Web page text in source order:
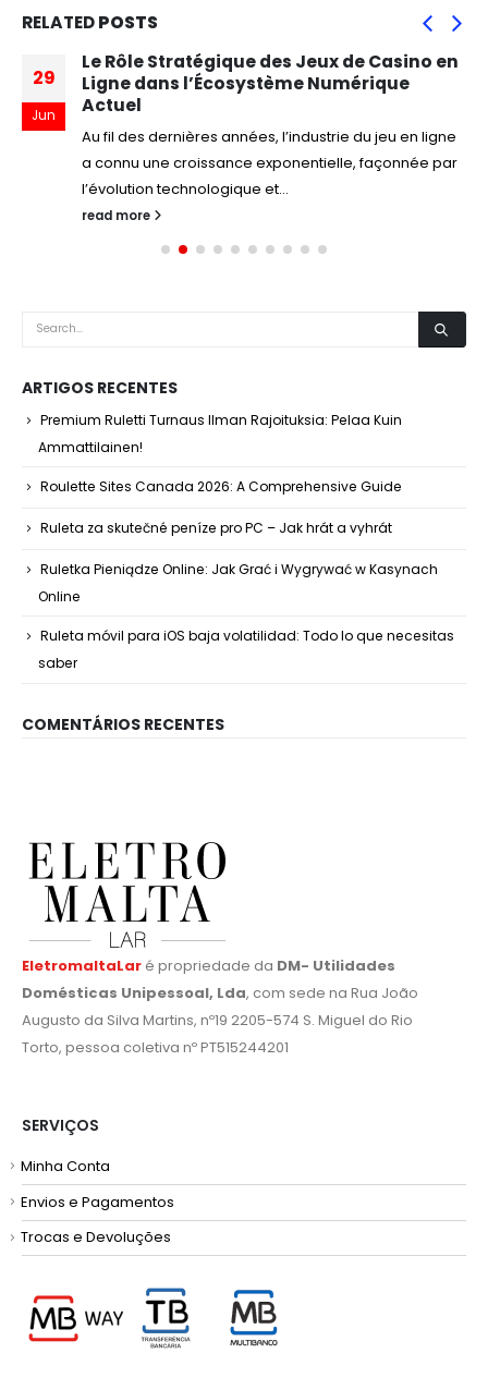
RELATEDPOSTS
29
Jun
Le Rôle Stratégique des Jeux de Casino en
Ligne dans l’Écosystème Numérique
Actuel
Au fil des dernières années, l’industrie du jeu en ligne
a connu une croissance exponentielle, façonnée par
l’évolution technologique et...
read more
ARTIGOS RECENTES
Premium Ruletti Turnaus Ilman Rajoituksia: Pelaa Kuin
Ammattilainen!
Roulette Sites Canada 2026: A Comprehensive Guide
Ruleta za skutečné peníze pro PC – Jak hrát a vyhrát
Ruletka Pieniądze Online: Jak Grać i Wygrywać w Kasynach
Online
Ruleta móvil para iOS baja volatilidad: Todo lo que necesitas
saber
COMENTÁRIOS RECENTES
EletromaltaLar é propriedade da DM- Utilidades
Domésticas Unipessoal, Lda, com sede na Rua João
Augusto da Silva Martins, nº19 2205-574 S. Miguel do Rio
Torto, pessoa coletiva nº PT515244201
SERVIÇOS
Minha Conta
Envios e Pagamentos
Trocas e Devoluções